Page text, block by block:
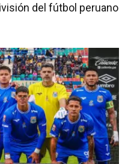
del fútbol peruano